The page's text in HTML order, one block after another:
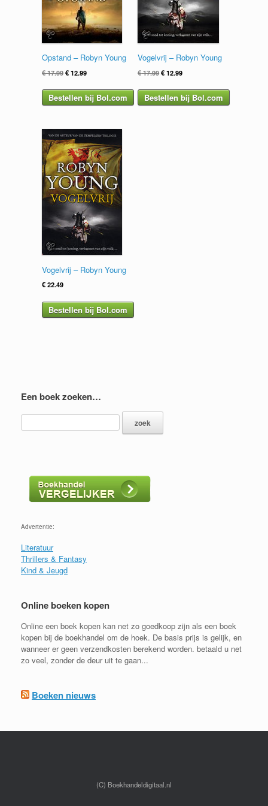
Opstand – Robyn Young
€17.99Oorspronkelijke
was:
€ 17.99.
€12.99Huidige
is:
€ 12.99.
Bestellen bij Bol.com
Vogelvrij – Robyn Young
€17.99Oorspronkelijke
was:
€ 17.99.
€12.99Huidige
is:
€ 12.99.
Bestellen bij Bol.com
Vogelvrij – Robyn Young
€22.49
Bestellen bij Bol.com
Een boek zoeken…
Advertentie:
Literatuur
Thrillers & Fantasy
Kind & Jeugd
Online boeken kopen
Online een boek kopen kan net zo goedkoop zijn als een boek
kopen bij de boekhandel om de hoek. De basis prijs is gelijk, en
wanneer er geen verzendkosten berekend worden. betaald u net
zo veel, zonder de deur uit te gaan...
Boeken nieuws
(C) Boekhandeldigitaal.nl